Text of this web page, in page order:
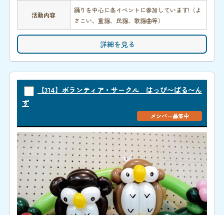
活動内容
踊りを中心に各イベントに参加しています!（よ
さこい、童謡、民謡、歌謡曲等）
詳細を見る
【314】ボランティア・サークル はっぴ〜ばる〜ん
ず
メンバー募集中